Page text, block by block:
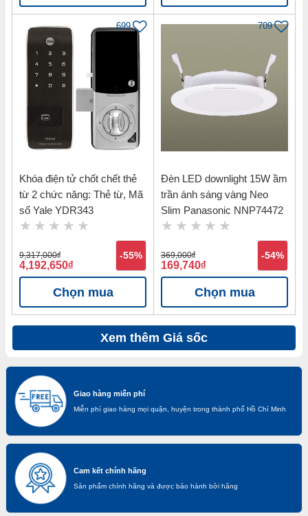
699
Khóa điện tử chốt chết thẻ
từ 2 chức năng: Thẻ từ, Mã
số Yale YDR343
9,317,000đ
4,192,650đ
-55%
Chọn mua
709
Đèn LED downlight 15W ầm
trần ánh sáng vàng Neo
Slim Panasonic NNP74472
369,000đ
169,740đ
-54%
Chọn mua
Xem thêm Giá sốc
Giao hàng miễn phí
Miễn phí giao hàng mọi quận, huyện trong thành phố Hồ Chí Minh
Cam kết chính hãng
Sản phẩm chính hãng và được bảo hành bởi hãng